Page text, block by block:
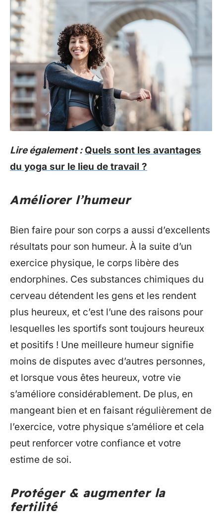
Lire également : Quels sont les avantages
du yoga sur le lieu de travail ?
Améliorer l’humeur
Bien faire pour son corps a aussi d’excellents
résultats pour son humeur. À la suite d’un
exercice physique, le corps libère des
endorphines. Ces substances chimiques du
cerveau détendent les gens et les rendent
plus heureux, et c’est l’une des raisons pour
lesquelles les sportifs sont toujours heureux
et positifs ! Une meilleure humeur signifie
moins de disputes avec d’autres personnes,
et lorsque vous êtes heureux, votre vie
s’améliore considérablement. De plus, en
mangeant bien et en faisant régulièrement de
l’exercice, votre physique s’améliore et cela
peut renforcer votre confiance et votre
estime de soi.
Protéger & augmenter la
fertilité